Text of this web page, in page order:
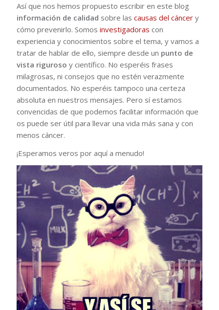
Así que nos hemos propuesto escribir en este blog
información de calidad sobre las causas del cáncery
cómo prevenirlo. Somos investigadoras con
experiencia y conocimientos sobre el tema, y vamos a
tratar de hablar de ello, siempre desde un punto de
vista riguroso y científico. No esperéis frases
milagrosas, ni consejos que no estén verazmente
documentados. No esperéis tampoco una certeza
absoluta en nuestros mensajes. Pero sí estamos
convencidas de que podemos facilitar información que
os puede ser útil para llevar una vida más sana y con
menos cáncer.
¡Esperamos veros por aquí a menudo!